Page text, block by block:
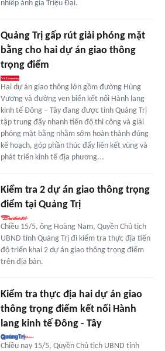
nhiếp ảnh gia Triệu Đại.
Quảng Trị gấp rút giải phóng mặt
bằng cho hai dự án giao thông
trọng điểm
Hai dự án giao thông lớn gồm đường Hùng
Vương và đường ven biển kết nối Hành lang
kinh tế Đông – Tây đang được tỉnh Quảng Trị
tập trung đẩy nhanh tiến độ thi công và giải
phóng mặt bằng nhằm sớm hoàn thành đúng
kế hoạch, góp phần thúc đẩy liên kết vùng và
phát triển kinh tế địa phương...
Kiểm tra 2 dự án giao thông trọng
điểm tại Quảng Trị
Chiều 15/5, ông Hoàng Nam, Quyền Chủ tịch
UBND tỉnh Quảng Trị đi kiểm tra thực địa tiến
độ triển khai 2 dự án giao thông trọng điểm
trên địa bàn.
Kiểm tra thực địa hai dự án giao
thông trọng điểm kết nối Hành
lang kinh tế Đông - Tây
Chiều nay 15/5, Quyền Chủ tịch UBND tỉnh